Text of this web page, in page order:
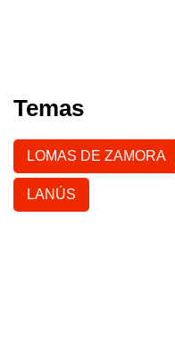
Temas
LOMAS DE ZAMORA
LANÚS